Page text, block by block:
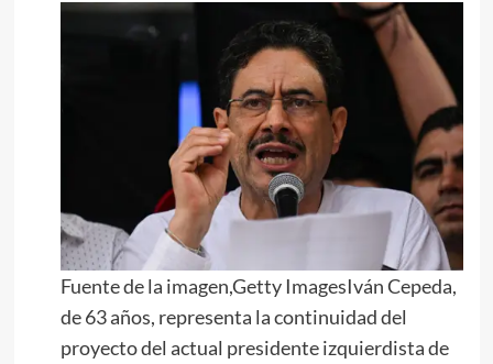
Fuente de la imagen,Getty ImagesIván Cepeda,
de 63 años, representa la continuidad del
proyecto del actual presidente izquierdista de